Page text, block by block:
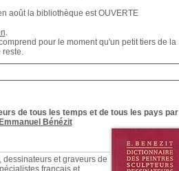
août la bibliothèque est OUVERTE
.
pour le moment qu'un petit tiers de la
reste.
de tous les temps et de tous les pays par
Emmanuel Bénézit
et graveurs de
français et